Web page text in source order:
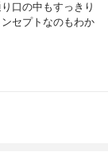
口の中もすっきり
セプトなのもわか